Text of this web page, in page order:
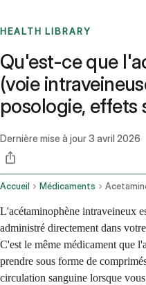
HEALTH LIBRARY
Qu'est-ce que
(voie
posologie, effets
Dernière mise à jour3 avril 2026
Accueil Médicaments
L'acétaminophène intraveineux
administré directement dans
C'est le même médicament que
prendre sous forme de
circulation sanguine lorsque